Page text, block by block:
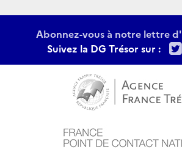
Abonnez-vous à notre lettre
Suivez la DG Trésor sur :